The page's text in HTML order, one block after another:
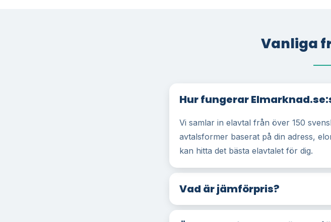
Vanliga
Hur fungerar
Vi samlar in elavtal från över 150
avtalsformer baserat på din adress,
kan hitta det bästa elavtalet för dig.
Vad är jämförpris?